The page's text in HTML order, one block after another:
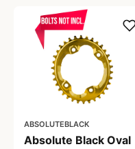
ABSOLUTEBLACK
Absolute Black Oval